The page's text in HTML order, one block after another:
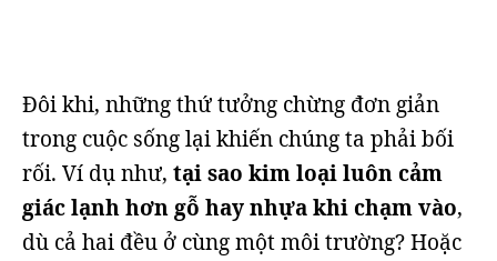
Đôi khi, những thứ tưởng chừng đơn giản
trong cuộc sống lại khiến chúng ta phải bối
rối. Ví dụ như, tại sao kim loại luôn cảm
giác lạnh hơn gỗ hay nhựa khi chạm vào,
dù cả hai đều ở cùng một môi trường? Hoặc